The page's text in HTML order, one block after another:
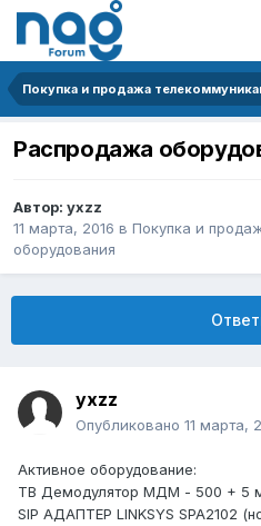
Распродажа
Автор: yxzz
11 марта, 2016 в Покупка и
оборудования
yxzz
Опубликовано 11 марта,
Активное оборудование:
ТВ Демодулятор МДМ - 500 + 5
SIP АДАПТЕР LINKSYS SPA2102